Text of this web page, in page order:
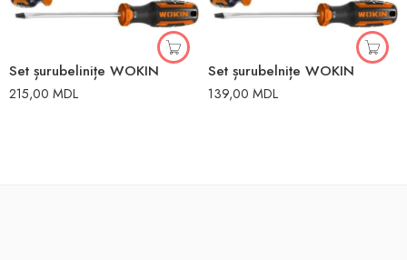
Set șurubelinițe WOKIN
215,00 MDL
Set șurubelnițe WOKIN
139,00 MDL